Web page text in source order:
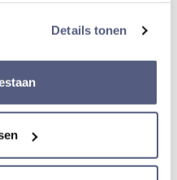
Details tonen